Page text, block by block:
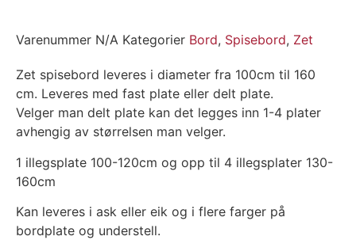
Varenummer N/A Kategorier Bord, Spisebord, Zet
Zet spisebord leveres i diameter fra 100cm til 160
cm. Leveres med fast plate eller delt plate.
Velger man delt plate kan det legges inn 1-4 plater
avhengig av størrelsen man velger.
1 illegsplate 100-120cm og opp til 4 illegsplater 130-
160cm
Kan leveres i ask eller eik og i flere farger på
bordplate og understell.